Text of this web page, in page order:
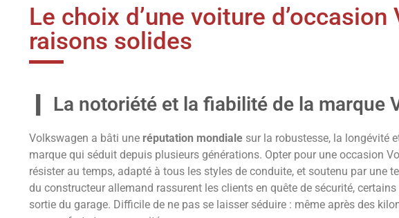
Le choix d’une voiture
raisons solides
La notoriété et la fiabilité de la marque
Volkswagen a bâti une réputation mondiale sur la robustesse, la longévité
marque qui séduit depuis plusieurs générations. Opter pour une occasion
résister au temps, adapté à tous les styles de conduite, et soutenu par une
du constructeur allemand rassurent les clients en quête de sécurité,
sortie du garage. Difficile de ne pas se laisser séduire : même après des